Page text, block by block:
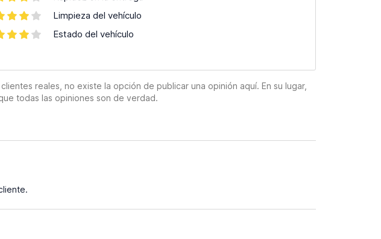
Limpieza del vehículo
Estado del vehículo
reales, no existe la opción de publicar una opinión aquí. En su lugar,
todas las opiniones son de verdad.